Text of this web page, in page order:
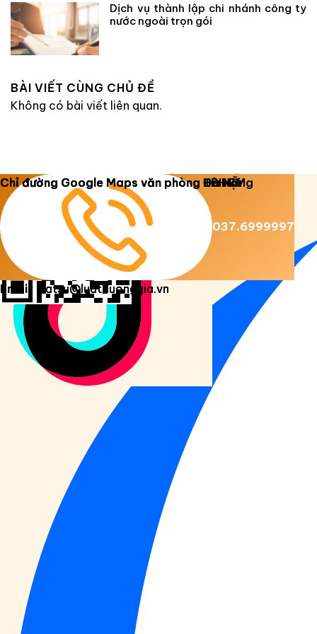
Dịch vụ thành lập chi nhánh công ty
nước ngoài trọn gói
BÀI VIẾT CÙNG CHỦ ĐỀ
Không có bài viết liên quan.
Copyright 2026 © Luật Dương Gia